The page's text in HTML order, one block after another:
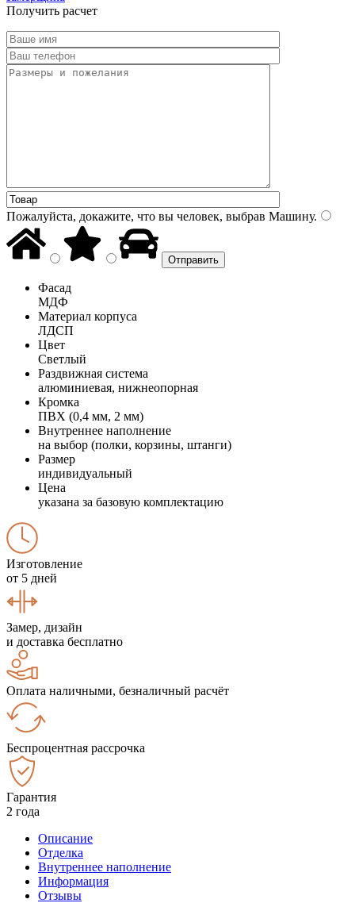
Получить расчет
Пожалуйста, докажите, что вы человек, выбрав Машину.
Фасад
МДФ
Материал корпуса
ЛДСП
Цвет
Светлый
Раздвижная система
алюминиевая, нижнеопорная
Кромка
ПВХ (0,4 мм, 2 мм)
Внутреннее наполнение
на выбор (полки, корзины, штанги)
Размер
индивидуальный
Цена
указана за базовую комплектацию
Изготовление
от 5 дней
Замер, дизайн
и доставка бесплатно
Оплата наличными, безналичный расчёт
Беспроцентная рассрочка
Гарантия
2 года
Описание
Отделка
Внутреннее наполнение
Информация
Отзывы